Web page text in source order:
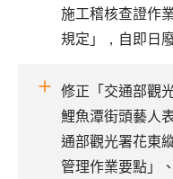
施工稽核查證作
規定」，自即日
修正「交通部觀
鯉魚潭街頭藝人
通部觀光署花東
管理作業要點」